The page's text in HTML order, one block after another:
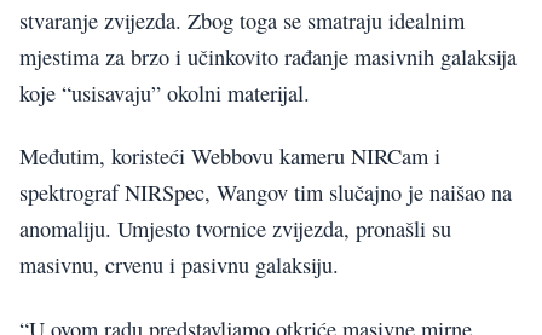
stvaranje zvijezda. Zbog toga se smatraju idealnim
mjestima za brzo i učinkovito rađanje masivnih galaksija
koje “usisavaju” okolni materijal.
Međutim, koristeći Webbovu kameru NIRCam i
spektrograf NIRSpec, Wangov tim slučajno je naišao na
anomaliju. Umjesto tvornice zvijezda, pronašli su
masivnu, crvenu i pasivnu galaksiju.
“U ovom radu predstavljamo otkriće masivne mirne